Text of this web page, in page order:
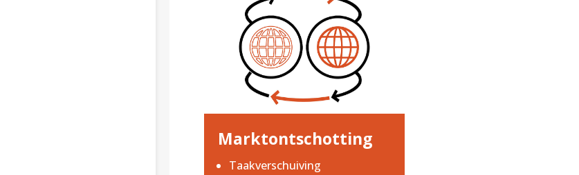
Marktontschotting
Taakverschuiving